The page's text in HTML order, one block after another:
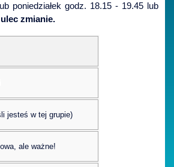
poniedziałek godz. 18.15 - 19.45 lub
zmianie.
jesteś w tej grupie)
ale ważne!